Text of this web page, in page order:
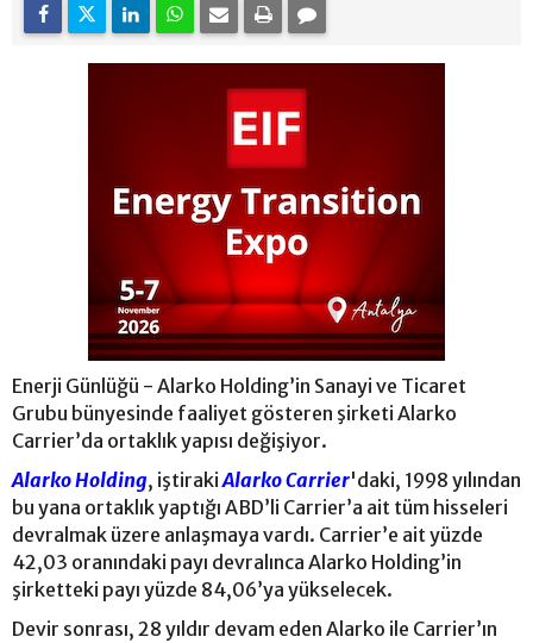
Enerji Günlüğü - Alarko Holding’in Sanayi ve Ticaret
Grubu bünyesinde faaliyet gösteren şirketi Alarko
Carrier’da ortaklık yapısı değişiyor.
Alarko Holding, iştirakiAlarko Carrier'daki, 1998 yılından
bu yana ortaklık yaptığı ABD’li Carrier’a ait tüm hisseleri
devralmak üzere anlaşmaya vardı. Carrier’e ait yüzde
42,03 oranındaki payı devralınca Alarko Holding’in
şirketteki payı yüzde 84,06’ya yükselecek.
Devir sonrası, 28 yıldır devam eden Alarko ile Carrier’ın